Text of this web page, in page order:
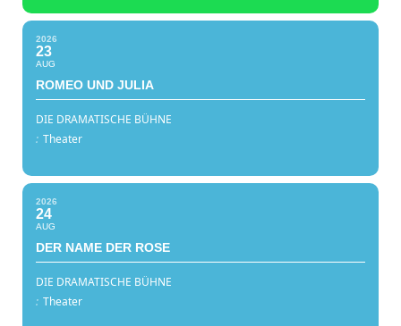
2026
23
AUG
ROMEO UND JULIA
DIE DRAMATISCHE BÜHNE
: Theater
2026
24
AUG
DER NAME DER ROSE
DIE DRAMATISCHE BÜHNE
: Theater